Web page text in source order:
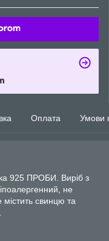
Оплата Умови
925 ПРОБИ. Виріб з
не
містить свинцю та